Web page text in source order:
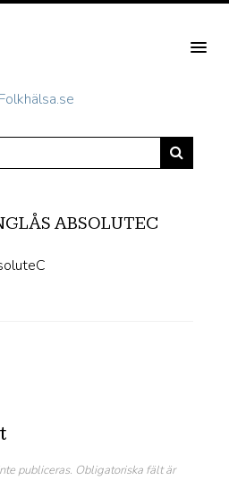
ABSOLUTEC
publiceras. Obligatoriska fält är